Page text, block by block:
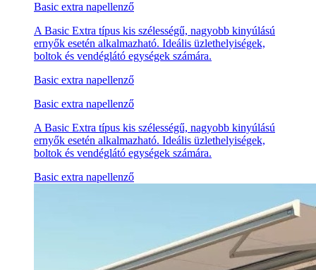
Basic extra napellenző
A Basic Extra típus kis szélességű, nagyobb kinyúlású
ernyők esetén alkalmazható. Ideális üzlethelyiségek,
boltok és vendéglátó egységek számára.
Basic extra napellenző
Basic extra napellenző
A Basic Extra típus kis szélességű, nagyobb kinyúlású
ernyők esetén alkalmazható. Ideális üzlethelyiségek,
boltok és vendéglátó egységek számára.
Basic extra napellenző